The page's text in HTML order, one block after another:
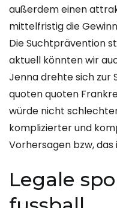
außerdem einen
mittelfristig die
Die Suchtprävention
aktuell könnten wir
Jenna drehte sich zur
quoten quoten
würde nicht
komplizierter und
Vorhersagen bzw, das
Legale